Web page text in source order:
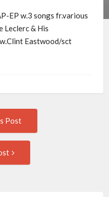
EP w.3 songs fr.various
Leclerc & His
Eastwood/sct
Post